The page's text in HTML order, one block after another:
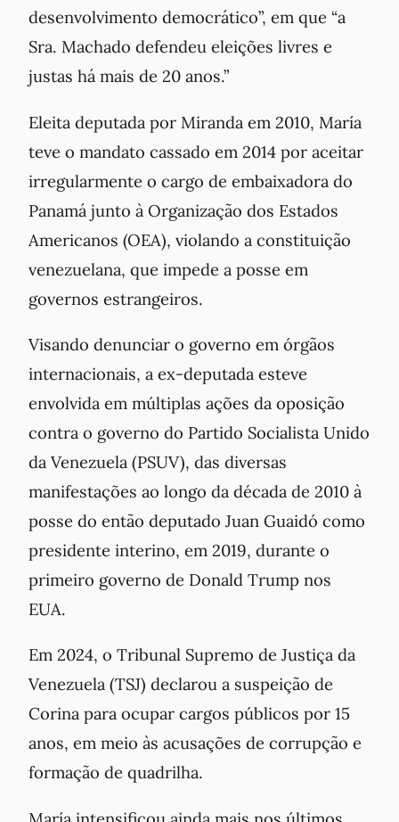
desenvolvimento democrático”, em que “a
Sra. Machado defendeu eleições livres e
justas há mais de 20 anos.”
Eleita deputada por Miranda em 2010, María
teve o mandato cassado em 2014 por aceitar
irregularmente o cargo de embaixadora do
Panamá junto à Organização dos Estados
Americanos (OEA), violando a constituição
venezuelana, que impede a posse em
governos estrangeiros.
Visando denunciar o governo em órgãos
internacionais, a ex-deputada esteve
envolvida em múltiplas ações da oposição
contra o governo do Partido Socialista Unido
da Venezuela (PSUV), das diversas
manifestações ao longo da década de 2010 à
posse do então deputado Juan Guaidó como
presidente interino, em 2019, durante o
primeiro governo de Donald Trump nos
EUA.
Em 2024, o Tribunal Supremo de Justiça da
Venezuela (TSJ) declarou a suspeição de
Corina para ocupar cargos públicos por 15
anos, em meio às acusações de corrupção e
formação de quadrilha.